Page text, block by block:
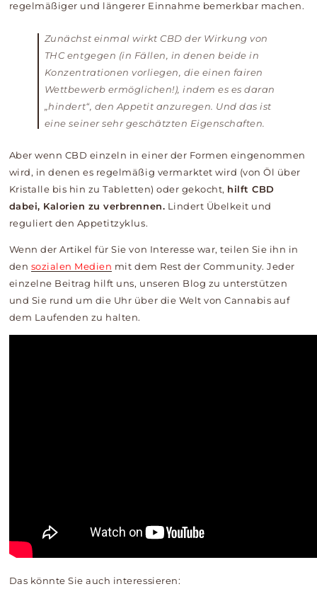
regelmäßiger und längerer Einnahme bemerkbar machen.
Zunächst einmal wirkt CBD der Wirkung von
THC entgegen (in Fällen, in denen beide in
Konzentrationen vorliegen, die einen fairen
Wettbewerb ermöglichen!), indem es es daran
„hindert“, den Appetit anzuregen. Und das ist
eine seiner sehr geschätzten Eigenschaften.
Aber wenn CBD einzeln in einer der Formen eingenommen
wird, in denen es regelmäßig vermarktet wird (von Öl über
Kristalle bis hin zu Tabletten) oder gekocht, hilft CBD
dabei, Kalorien zu verbrennen. Lindert Übelkeit und
reguliert den Appetitzyklus.
Wenn der Artikel für Sie von Interesse war, teilen Sie ihn in
den sozialen Medien mit dem Rest der Community. Jeder
einzelne Beitrag hilft uns, unseren Blog zu unterstützen
und Sie rund um die Uhr über die Welt von Cannabis auf
dem Laufenden zu halten.
Das könnte Sie auch interessieren: